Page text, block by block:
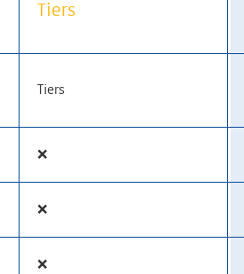
Tiers
Tiers
❌
❌
❌